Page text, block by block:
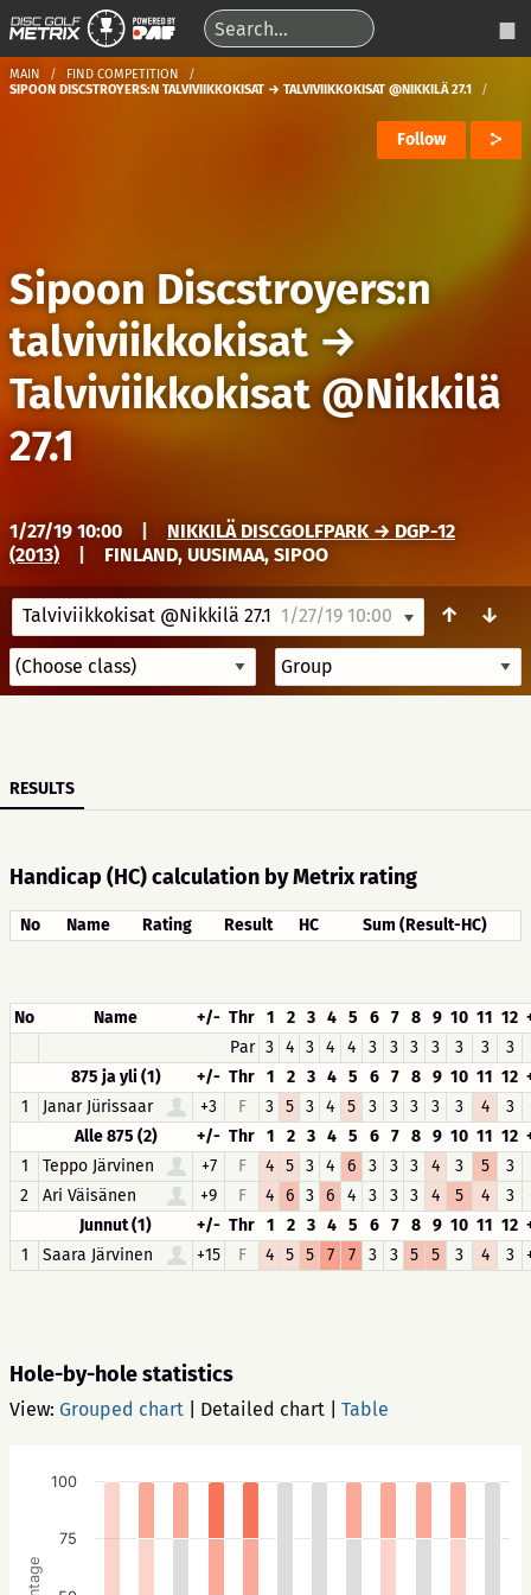
MAIN
FIND COMPETITION
SIPOON DISCSTROYERS:N TALVIVIIKKOKISAT → TALVIVIIKKOKISAT @NIKKILÄ 27.1
Follow
Sipoon Discstroyers:n
talviviikkokisat →
Talviviikkokisat @Nikkilä
27.1
1/27/19 10:00
NIKKILÄ DISCGOLFPARK → DGP-12
(2013)
FINLAND, UUSIMAA, SIPOO
Talviviikkokisat @Nikkilä 27.1 1/27/19 10:00 ↑ ↓
RESULTS
Handicap (HC) calculation by Metrix rating
No Name Rating Result HC Sum (Result-HC)
No Name +/- Thr 1 2 3 4 5 6 7 8 9 10 11 12
Par 3 4 3 4 4 3 3 3 3 3 3
3
875 ja yli (1)
+/- Thr 1 2 3 4 5 6 7 8 9 10 11 12
1
Janar Jürissaar +3 F 3 5 3 4 5 3 3 3 3 3 4 3
Alle 875 (2)
+/- Thr 1 2 3 4 5 6 7 8 9 10 11 12
1
Teppo Järvinen +7 F 4 5 3 4 6 3 3 3 4 3 5 3
2
Ari Väisänen +9 F 4 6 3 6 4 3 3 3 4 5 4 3
Junnut (1)
+/- Thr 1 2 3 4 5 6 7 8 9 10 11 12
1
Saara Järvinen +15 F 4 5 5 7 7 3 3 5 5 3 4 3
Hole-by-hole statistics
View: Grouped chart Detailed chart Table
75
100